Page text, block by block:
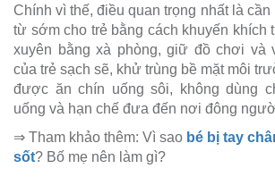
Chính vì thế, điều quan trọng nhất là
từ sớm cho trẻ bằng cách khuyến khích
xuyên bằng xà phòng, giữ đồ chơi và
của trẻ sạch sẽ, khử trùng bề mặt môi
được ăn chín uống sôi, không dùng
uống và hạn chế đưa đến nơi đông
⇒ Tham khảo thêm: Vì sao bé bị tay
sốt? Bố mẹ nên làm gì?